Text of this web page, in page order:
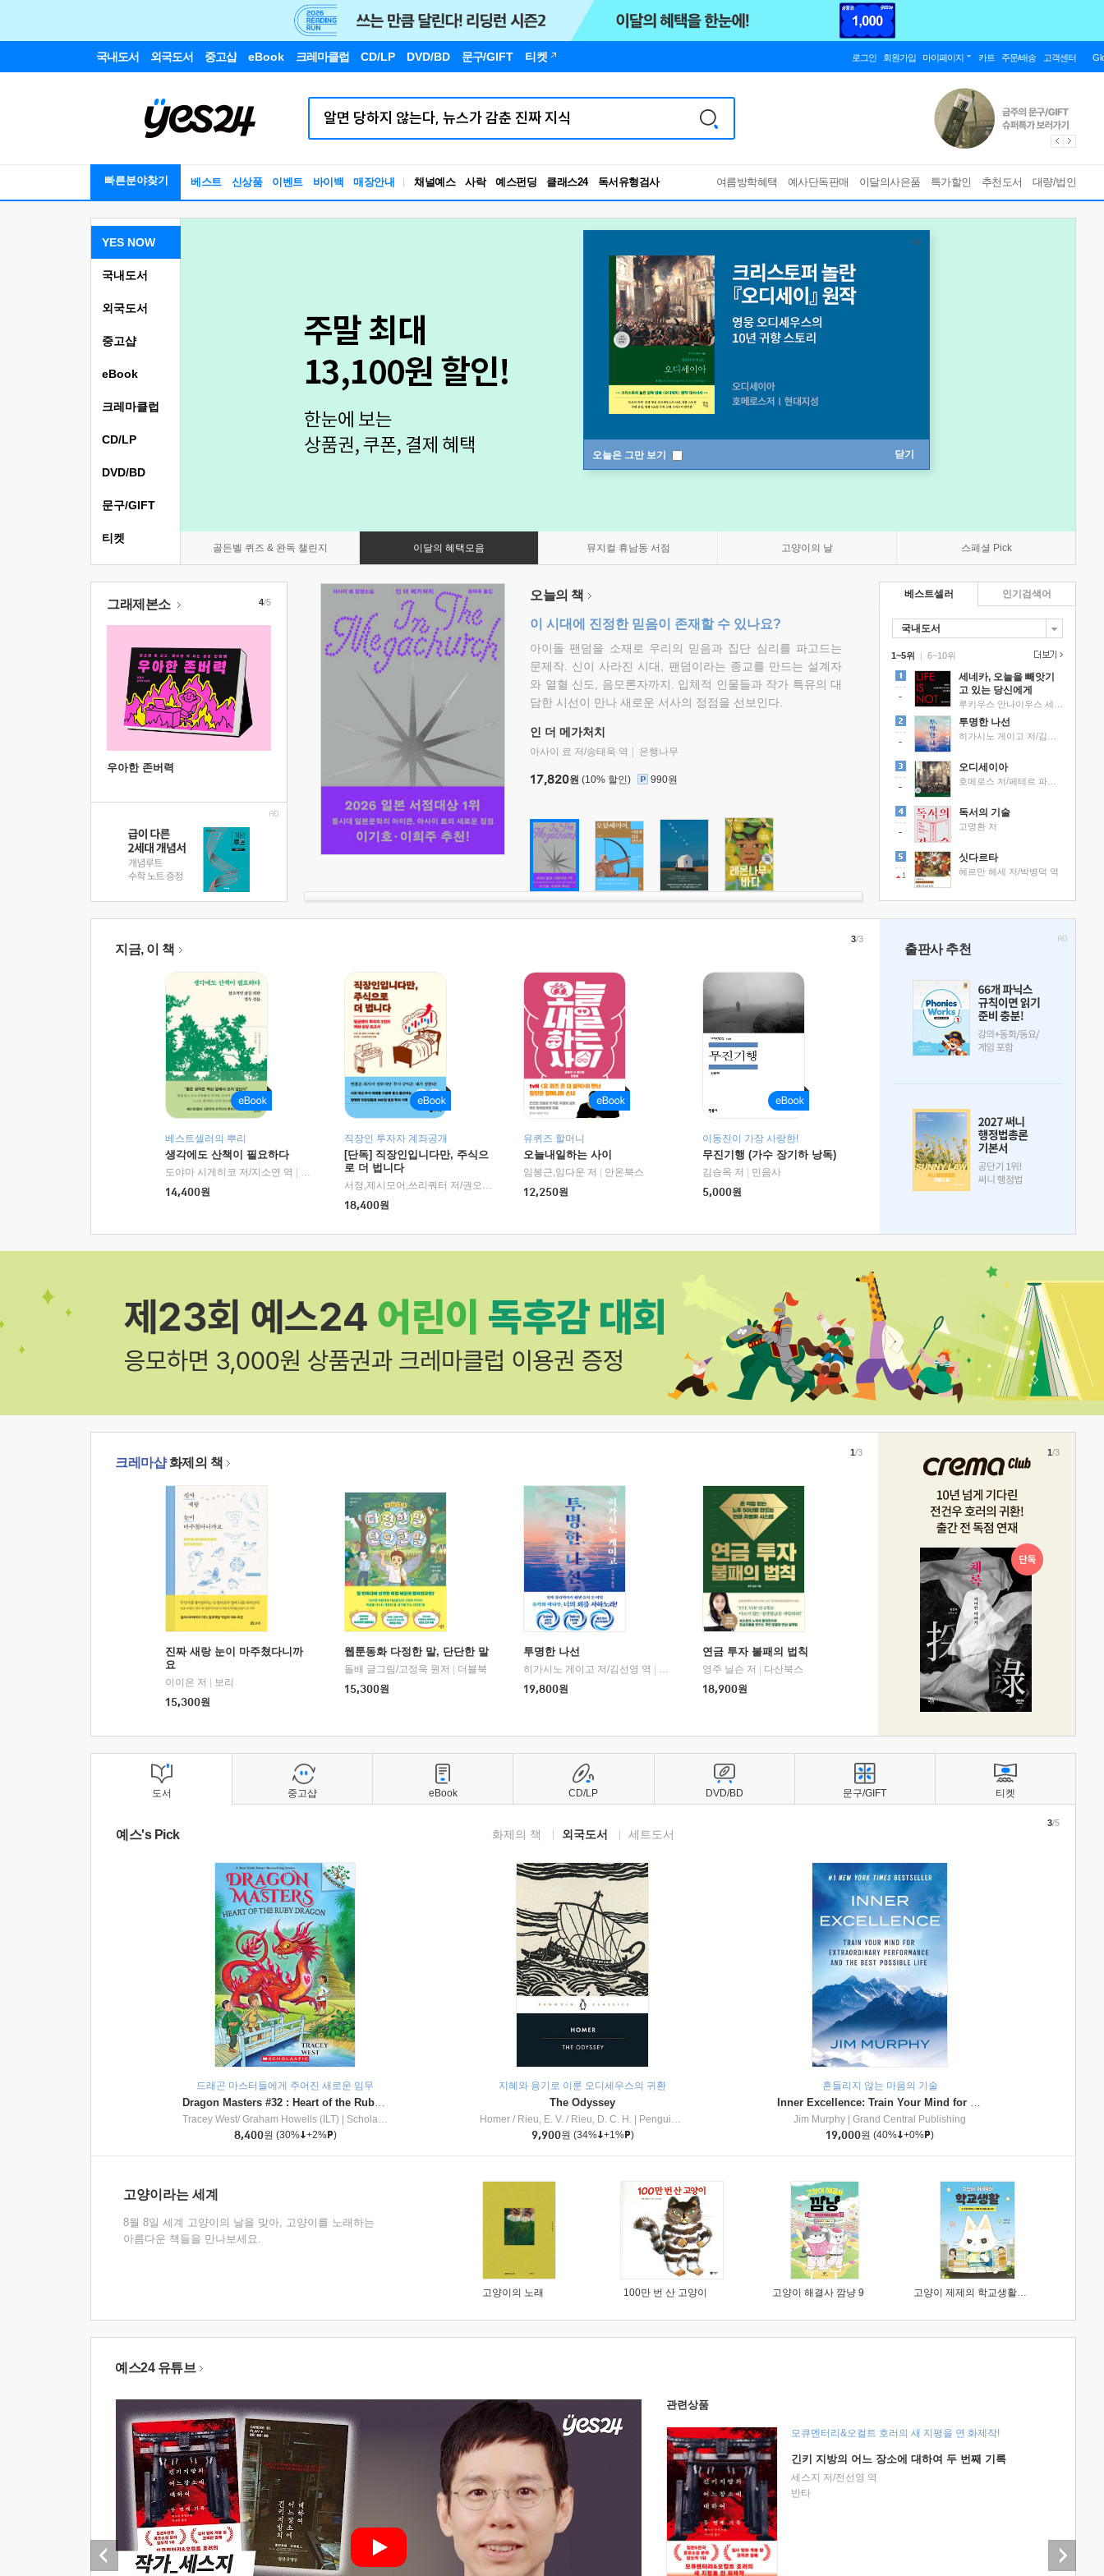
국내도서 외국도서 중고샵 eBook 크레마클럽 CD/LP DVD/BD 문구/GIFT 티켓 로그인 회원가입 마이페이지 카트 주문/배송 고객센터
빠른분야찾기 베스트 신상품 이벤트 바이백 매장안내 채널예스 사락 예스펀딩 클래스24
RBTI Lab
독서유형검사
여름방학혜택 예사단독판매 이달의사은품 특가할인 추천도서 대량/법인
오늘은 그만 보기 닫기
YES NOW
골든벨 퀴즈 & 완독 챌린지 이달의 혜택모음 뮤지컬 휴남동 서점 고양이의 날 스페셜 Pick
국내도서
외국도서
중고샵
eBook
크레마클럽
CD/LP
DVD/BD
문구/GIFT
티켓
그래제본소
우아한 존버력
4/5 오늘의 책
이 시대에 진정한 믿음이 존재할 수 있나요?
아이돌 팬덤을 소재로 우리의 믿음과 집단 심리를 파고드는
문제작. 신이 사라진 시대, 팬덤이라는 종교를 만드는 설계자
와 열혈 신도, 음모론자까지. 입체적 인물들과 작가 특유의 대
담한 시선이 만나 새로운 서사의 정점을 선보인다.
인 더 메가처치
아사이 료 저/송태욱 역 은행나무
17,820원 (10% 할인) 990원
베스트셀러
국내도서
1~5위 |
세네카, 오늘을 빼앗기
고 있는 당신에게
투명한 나선
오디세이아
독서의 기술
고명환 저
1
싯다르타
헤르만 헤세 저/박병덕 역
6~10위
인기검색어
지금, 이 책
베스트셀러의 뿌리
생각에도 산책이 필요하다
도야마 시게히코 저/지소연 역
알에이치코리아(RHK)
14,400원
직장인 투자자 계좌공개
[단독] 직장인입니다만, 주식으
로 더 법니다
서정,제시모어,쓰리쿼터 저/권오태,시그널리포트 편
18,400원
유퀴즈 할머니
오늘내일하는 사이
임봉근,임다운 저
안온북스
12,250원
이동진이 가장 사랑한!
무진기행 (가수 장기하 낭독)
김승옥 저
민음사
5,000원
3/3
출판사 추천
크레마샵화제의 책
진짜 새랑 눈이 마주쳤다니까
요
이이은 저
보리
15,300원
웹툰동화 다정한 말, 단단한 말
돌배 글그림/고정욱 원저
더블북
15,300원
투명한 나선
히가시노 게이고 저/김선영 역
북다
19,800원
연금 투자 불패의 법칙
영주 닐슨 저
다산북스
18,900원
1/3 1/3
도서
예스's Pick 화제의 책 외국도서 세트도서
드래곤 마스터들에게 주어진 새로운 임무
Dragon Masters #32 : Heart of the Ruby Dragon (A Branches Book)
Tracey West/ Graham Howells (ILT)
Scholastic Inc
8,400원 (30% +2% )
지혜와 용기로 이룬 오디세우스의 귀환
The Odyssey
Homer / Rieu, E. V. / Rieu, D. C. H.
Penguin Group
9,900원 (34% +1% )
흔들리지 않는 마음의 기술
Inner Excellence: Train Your Mind for Extraordinary Performance and the Best Possible Life
Jim Murphy
Grand Central Publishing
19,000원 (40% +0% )
3/5
고양이라는 세계
8월 8일 세계 고양이의 날을 맞아, 고양이를 노래하는
아름다운 책들을 만나보세요.
고양이의 노래 100만 번 산 고양이 고양이 해결사 깜냥 9 고양이 제제의 학교생활 1 : 초등학생이 이렇게 힘들 줄이야
중고샵 eBook CD/LP DVD/BD 문구/GIFT 티켓
예스24 유튜브
관련상품
모큐멘터리&오컬트 호러의 새 지평을 연 화제작!
긴키 지방의 어느 장소에 대하여 두 번째 기록
세스지 저/전선영 역
반타